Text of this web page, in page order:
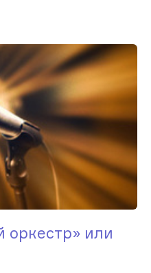
оркестр» или